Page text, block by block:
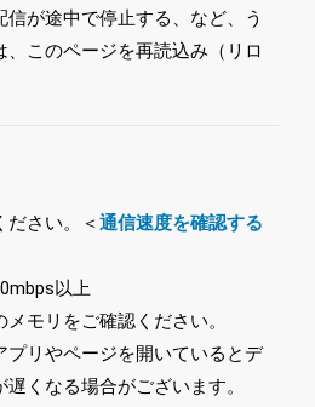
信が途中で停止する、など、う
、このページを再読込み（リロ
ださい。＜通信速度を確認する
以上
モリをご確認ください。
プリやページを開いているとデ
くなる場合がございます。